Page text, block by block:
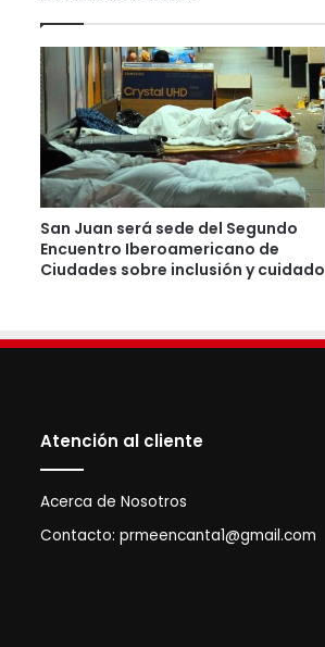
San Juan será sede del Segundo
Encuentro Iberoamericano de
Ciudades sobre inclusión y cuidado
Atención al cliente
Acerca de Nosotros
Contacto: prmeencanta1@gmail.com